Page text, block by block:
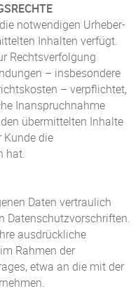
notwendigen Urheber-
Inhalten verfügt.
Rechtsverfolgung
– insbesondere
– verpflichtet,
Inanspruchnahme
übermittelten Inhalte
Kunde die
hat.
Daten vertraulich
Datenschutzvorschriften.
ausdrückliche
Rahmen der
etwa an die mit der